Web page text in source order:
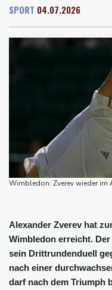
Rostock
Salzburg
26 °C
Schwimm-EM:
Höhere Trassenpreise:
RWE gibt Offshore-
Mindestens 38
UEFA hält an FIFA-
Niedrigwasser: Bilger
Feiertagsfahrverbot für
Millionendeal perfekt:
SPORT 04.07.2026
Wimbledon: Zverev wieder im
Alexander Zverev hat
Wimbledon erreicht.
sein Drittrundenduell
nach einer
darf nach dem Triumph